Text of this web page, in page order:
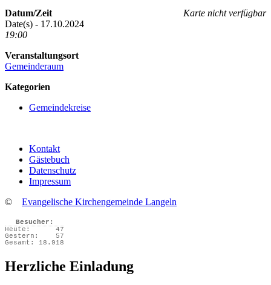
Karte nicht verfügbar
Datum/Zeit
Date(s) - 17.10.2024
19:00
Veranstaltungsort
Gemeinderaum
Kategorien
Gemeindekreise
Kontakt
Gästebuch
Datenschutz
Impressum
© Evangelische Kirchengemeinde Langeln
Besucher:
Heute:
47
Gestern:
57
Gesamt:
18.918
Herzliche Einladung